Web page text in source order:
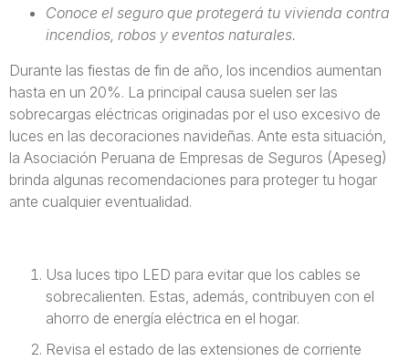
Conoce el seguro que protegerá tu vivienda contra
incendios, robos y eventos naturales.
Durante las fiestas de fin de año, los incendios aumentan
hasta en un 20%. La principal causa suelen ser las
sobrecargas eléctricas originadas por el uso excesivo de
luces en las decoraciones navideñas. Ante esta situación,
la Asociación Peruana de Empresas de Seguros (Apeseg)
brinda algunas recomendaciones para proteger tu hogar
ante cualquier eventualidad.
Usa luces tipo LED para evitar que los cables se
sobrecalienten. Estas, además, contribuyen con el
ahorro de energía eléctrica en el hogar.
Revisa el estado de las extensiones de corriente